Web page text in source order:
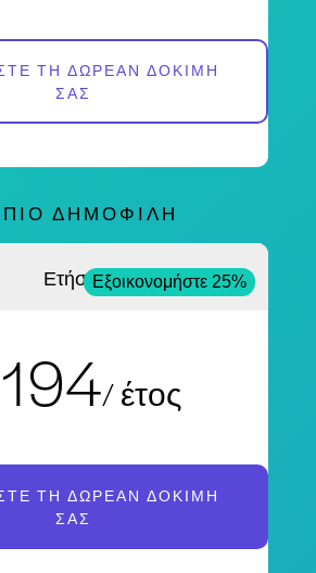
ΤΗ ΔΩΡΕΆΝ ΔΟΚΙΜΉ
ΣΑΣ
ΠΙΟ ΔΗΜΟΦΙΛΉ
ΕτήσιαΕξοικονομήστε 25%
/ έτος
ΤΗ ΔΩΡΕΆΝ ΔΟΚΙΜΉ
ΣΑΣ